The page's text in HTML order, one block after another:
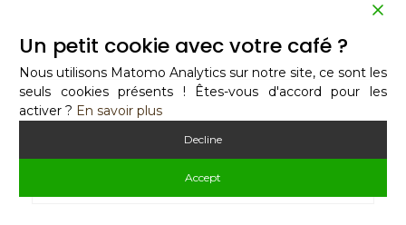
k
e
dI
n
c
e
b
o
o
ss
e
n
g
er
it
te
r
at
s
A
p
p
ai
l
p
y
Li
n
k
Un petit cookie avec votre café ?
Nous utilisons Matomo Analytics sur notre site, ce sont les
seuls cookies présents ! Êtes-vous d'accord pour les
activer ? En savoir plus
Decline
Accept